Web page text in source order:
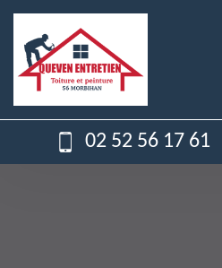
02 52 56 17 61